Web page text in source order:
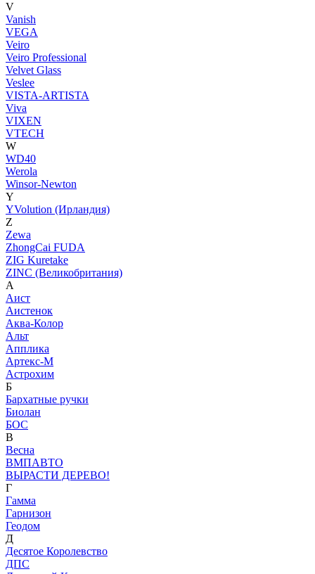
V
Vanish
VEGA
Veiro
Veiro Professional
Velvet Glass
Veslee
VISTA-ARTISTA
Viva
VIXEN
VTECH
W
WD40
Werola
Winsor-Newton
Y
YVolution (Ирландия)
Z
Zewa
ZhongCai FUDA
ZIG Kuretake
ZINC (Великобритания)
А
Аист
Аистенок
Аква-Колор
Альт
Апплика
Артекс-М
Астрохим
Б
Бархатные ручки
Биолан
БОС
В
Весна
ВМПАВТО
ВЫРАСТИ ДЕРЕВО!
Г
Гамма
Гарнизон
Геодом
Д
Десятое Королевство
ДПС